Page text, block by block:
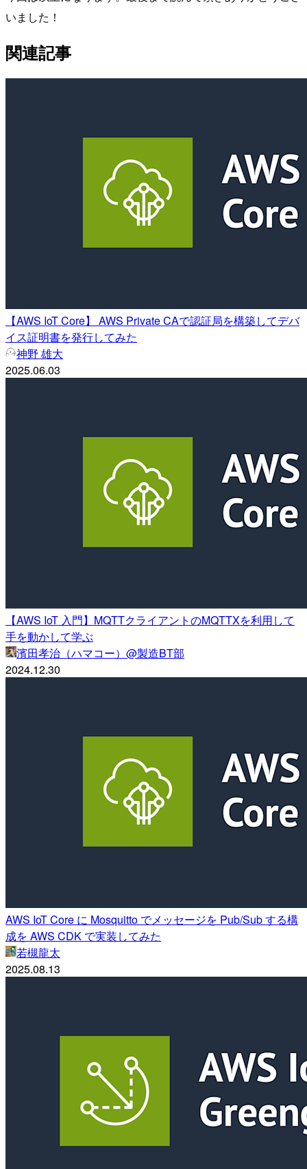
いました！
関連記事
【AWS IoT Core】 AWS Private CAで認証局を構築してデバ
イス証明書を発行してみた
神野 雄大
2025.06.03
【AWS IoT 入門】MQTTクライアントのMQTTXを利用して
手を動かして学ぶ
濱田孝治（ハマコー）@製造BT部
2024.12.30
AWS IoT Core に Mosquitto でメッセージを Pub/Sub する構
成を AWS CDK で実装してみた
若槻龍太
2025.08.13